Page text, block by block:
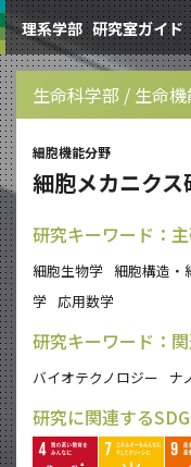
理系学部 研究室ガイド
生命科学部 / 生命
細胞機能分野
細胞メカニクス
研究キーワード：
細胞生物学 細胞構造・
学 応用数学
研究キーワード：
バイオテクノロジー ナ
研究に関連する